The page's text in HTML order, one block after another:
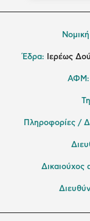
Έδρα: Ιερέως
ΑΦΜ:
Πληροφορίες /
Δικαιούχος